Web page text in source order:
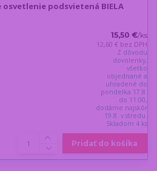
podsvietená BIELA
15,50 €/ks
12,60 € bez DPH
Z dôvodu
dovolenky,
všetko
objednané a
uhradené do
pondelka 17.8.
do 11:00,
dodáme najskôr
19.8. v stredu.
Skladom 4 ks
Pridať do košíka